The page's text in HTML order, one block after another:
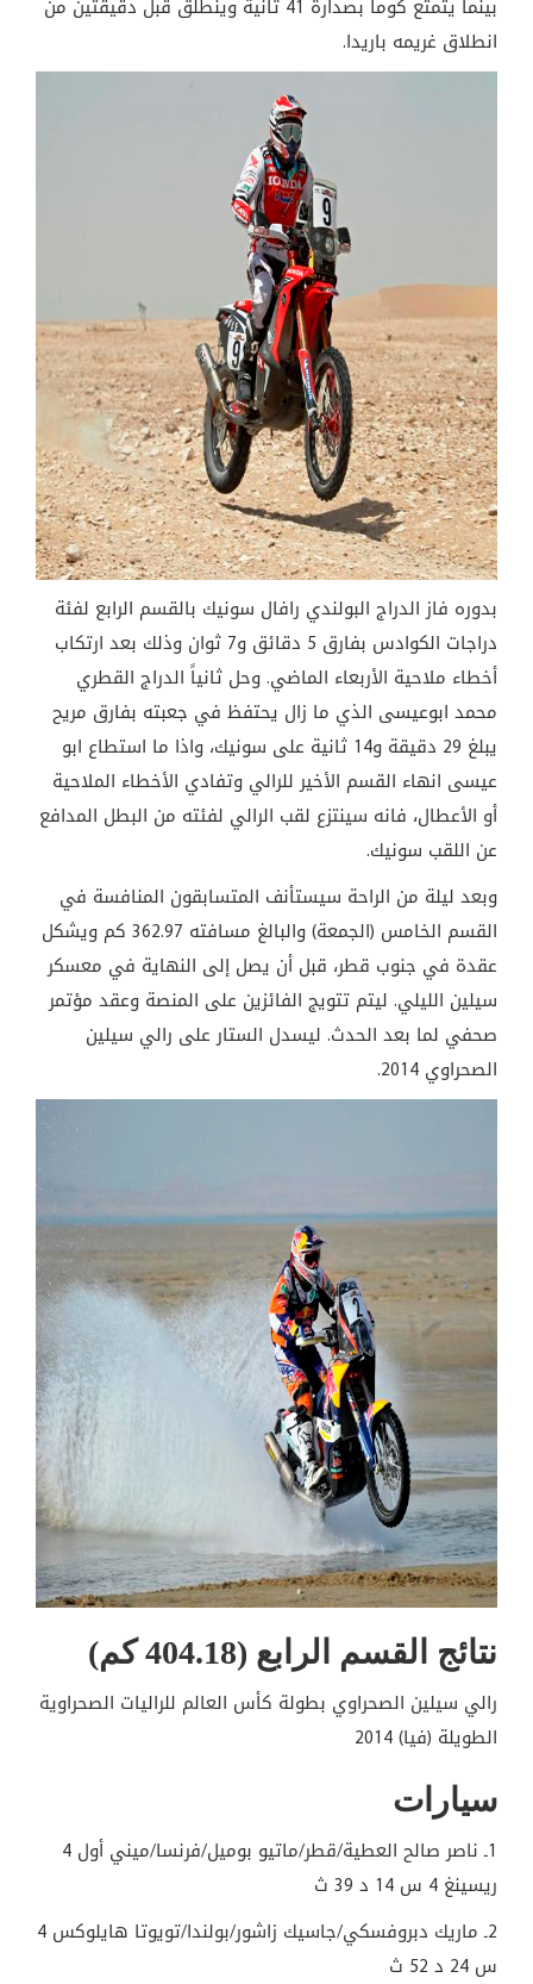
بينما يتمتع كوما بصدارة 41 ثانية وينطلق قبل دقيقتين من
انطلاق غريمه باريدا.
بدوره فاز الدراج البولندي رافال سونيك بالقسم الرابع لفئة
دراجات الكوادس بفارق 5 دقائق و7 ثوان وذلك بعد ارتكاب
أخطاء ملاحية الأربعاء الماضي. وحل ثانياً الدراج القطري
محمد ابوعيسى الذي ما زال يحتفظ في جعبته بفارق مريح
يبلغ 29 دقيقة و14 ثانية على سونيك، واذا ما استطاع ابو
عيسى انهاء القسم الأخير للرالي وتفادي الأخطاء الملاحية
أو الأعطال، فانه سينتزع لقب الرالي لفئته من البطل المدافع
عن اللقب سونيك.
وبعد ليلة من الراحة سيستأنف المتسابقون المنافسة في
القسم الخامس (الجمعة) والبالغ مسافته 362.97 كم ويشكل
عقدة في جنوب قطر، قبل أن يصل إلى النهاية في معسكر
سيلين الليلي. ليتم تتويج الفائزين على المنصة وعقد مؤتمر
صحفي لما بعد الحدث. ليسدل الستار على رالي سيلين
الصحراوي 2014.
نتائج القسم الرابع (404.18 كم)
رالي سيلين الصحراوي بطولة كأس العالم للراليات الصحراوية
الطويلة (فيا) 2014
سيارات
1ـ ناصر صالح العطية/قطر/ماتيو بوميل/فرنسا/ميني أول 4
ريسينغ 4 س 14 د 39 ث
2ـ ماريك دبروفسكي/جاسيك زاشور/بولندا/تويوتا هايلوكس 4
س 24 د 52 ث